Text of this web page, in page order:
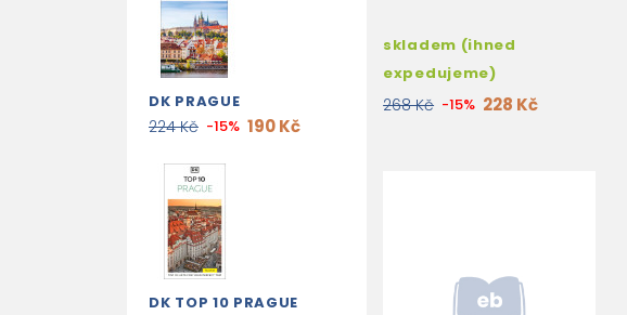
DK PRAGUE
224 Kč -15% 190 Kč
DK TOP 10 PRAGUE
skladem (ihned
expedujeme)
268 Kč -15% 228 Kč